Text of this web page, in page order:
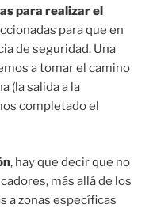
para realizar el
para que en
de seguridad. Una
a tomar el camino
(la salida a la
completado el
, hay que decir que no
más allá de los
a zonas específicas